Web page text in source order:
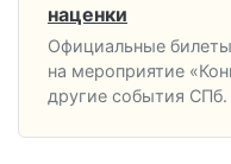
наценки
Официальные
на мероприятие
другие события СПб.